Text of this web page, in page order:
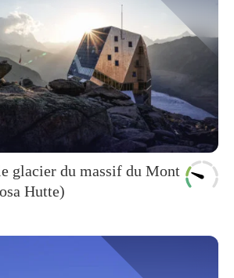
glacier du massif du Mont
Hutte)